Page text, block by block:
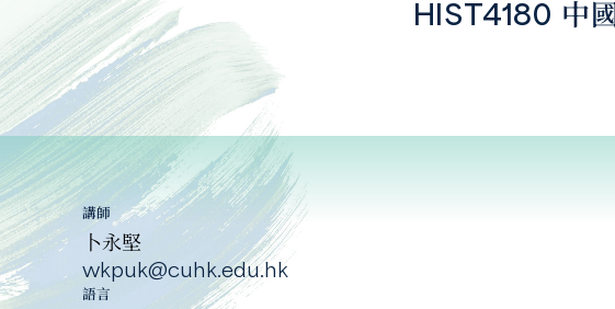
HIST4180 中
講師
卜永堅
wkpuk@cuhk.edu.hk
語言